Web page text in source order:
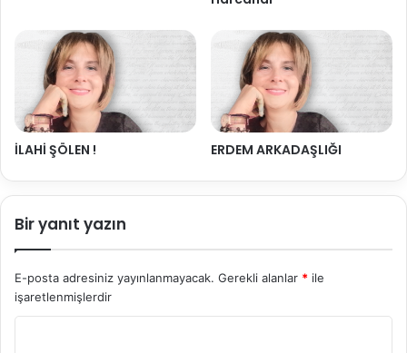
İLAHİ ŞÖLEN ! ERDEM ARKADAŞLIĞI
Bir yanıt yazın
E-posta adresiniz yayınlanmayacak. Gerekli alanlar * ile
işaretlenmişlerdir